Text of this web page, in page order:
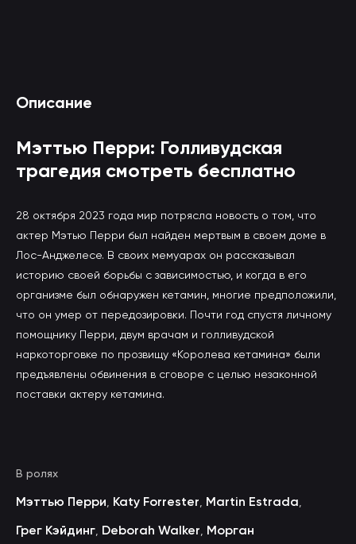
Описание
Мэттью Перри: Голливудская
трагедия смотреть бесплатно
28 октября 2023 года мир потрясла новость о том, что
актер Мэтью Перри был найден мертвым в своем доме в
Лос-Анджелесе. В своих мемуарах он рассказывал
историю своей борьбы с зависимостью, и когда в его
организме был обнаружен кетамин, многие предположили,
что он умер от передозировки. Почти год спустя личному
помощнику Перри, двум врачам и голливудской
наркоторговке по прозвищу «Королева кетамина» были
предъявлены обвинения в сговоре с целью незаконной
поставки актеру кетамина.
В ролях
Мэттью Перри Katy Forrester Martin Estrada
Грег Кэйдинг Deborah Walker Морган